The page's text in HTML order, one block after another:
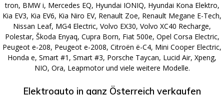
tron, BMW i, Mercedes EQ, Hyundai IONIQ, Hyundai Kona Elektro,
Kia EV3, Kia EV6, Kia Niro EV, Renault Zoe, Renault Megane E-Tech,
Nissan Leaf, MG4 Electric, Volvo EX30, Volvo XC40 Recharge,
Polestar, Škoda Enyaq, Cupra Born, Fiat 500e, Opel Corsa Electric,
Peugeot e-208, Peugeot e-2008, Citroën ë-C4, Mini Cooper Electric,
Honda e, Smart #1, Smart #3, Porsche Taycan, Lucid Air, Xpeng,
NIO, Ora, Leapmotor und viele weitere Modelle.
Elektroauto in ganz Österreich verkaufen